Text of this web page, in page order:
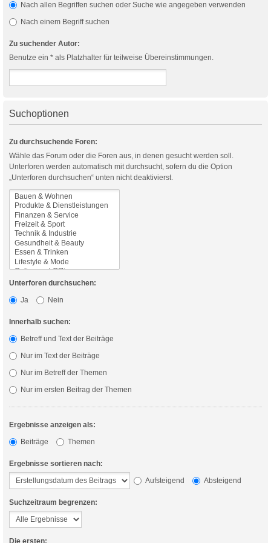
Nach allen Begriffen suchen oder Suche wie angegeben verwenden
Nach einem Begriff suchen
Zu suchender Autor:
Benutze ein * als Platzhalter für teilweise Übereinstimmungen.
Suchoptionen
Zu durchsuchende Foren:
Wähle das Forum oder die Foren aus, in denen gesucht werden soll.
Unterforen werden automatisch mit durchsucht, sofern du die Option
„Unterforen durchsuchen“ unten nicht deaktivierst.
Unterforen durchsuchen:
Ja
Nein
Innerhalb suchen:
Betreff und Text der Beiträge
Nur im Text der Beiträge
Nur im Betreff der Themen
Nur im ersten Beitrag der Themen
Ergebnisse anzeigen als:
Beiträge
Themen
Ergebnisse sortieren nach:
Aufsteigend
Absteigend
Suchzeitraum begrenzen:
Die ersten: